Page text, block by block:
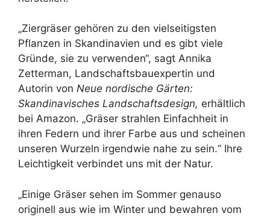
„Ziergräser gehören zu den vielseitigsten
Pflanzen in Skandinavien und es gibt viele
Gründe, sie zu verwenden“, sagt Annika
Zetterman, Landschaftsbauexpertin und
Autorin von Neue nordische Gärten:
Skandinavisches Landschaftsdesign, erhältlich
bei Amazon. „Gräser strahlen Einfachheit in
ihren Federn und ihrer Farbe aus und scheinen
unseren Wurzeln irgendwie nahe zu sein.“ Ihre
Leichtigkeit verbindet uns mit der Natur.
„Einige Gräser sehen im Sommer genauso
originell aus wie im Winter und bewahren vom